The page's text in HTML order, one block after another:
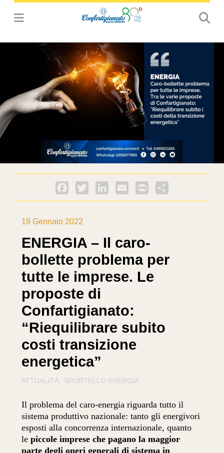
Facebook
Twitter LinkedInEmail PrintFriendly
19 Gennaio 2022
ENERGIA – Il caro-
bollette problema per
tutte le imprese. Le
proposte di
Confartigianato:
“Riequilibrare subito
costi transizione
energetica”
ATTUALITÀ SPORTELLO ENERGIA
Il problema del caro-energia riguarda tutto il
sistema produttivo nazionale: tanto gli energivori
esposti alla concorrenza internazionale, quanto
lepiccole imprese che pagano la maggior
parte degli oneri generali di sistema in